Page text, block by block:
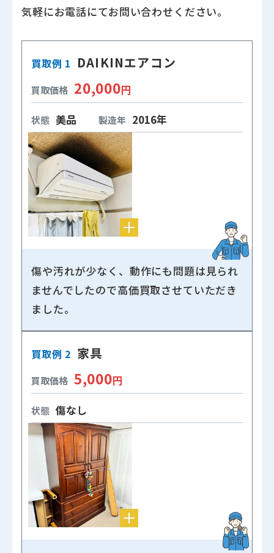
気軽にお電話にてお問い合わせください。
買取例 1 DAIKINエアコン
買取価格 20,000円
状態 美品 製造年 2016年
傷や汚れが少なく、動作にも問題は見られ
ませんでしたので高価買取させていただき
ました。
買取例 2 家具
買取価格 5,000円
状態 傷なし